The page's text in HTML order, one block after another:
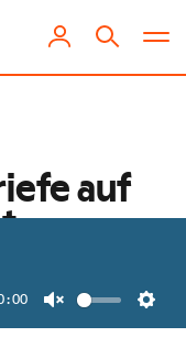
Unmute
auf
was
Sie uns.